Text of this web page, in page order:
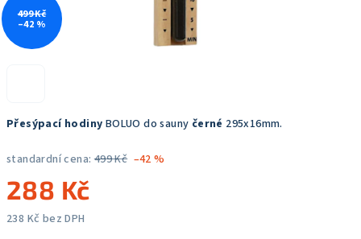
Přesýpací hodiny BOLUO do sauny černé 295x16mm.
standardní cena: 499 Kč –42 %
288 Kč
238 Kč bez DPH
499 Kč
–42 %